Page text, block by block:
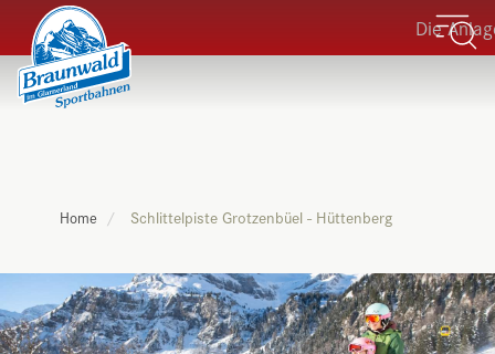
Die
Home Schlittelpiste Grotzenbüel - Hüttenberg